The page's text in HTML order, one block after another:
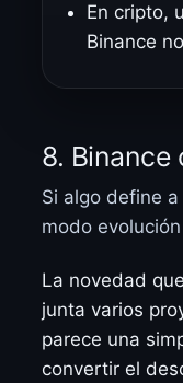
En cripto,
Binance
8. Binance
Si algo define
modo
La novedad
junta varios
parece una
convertir el